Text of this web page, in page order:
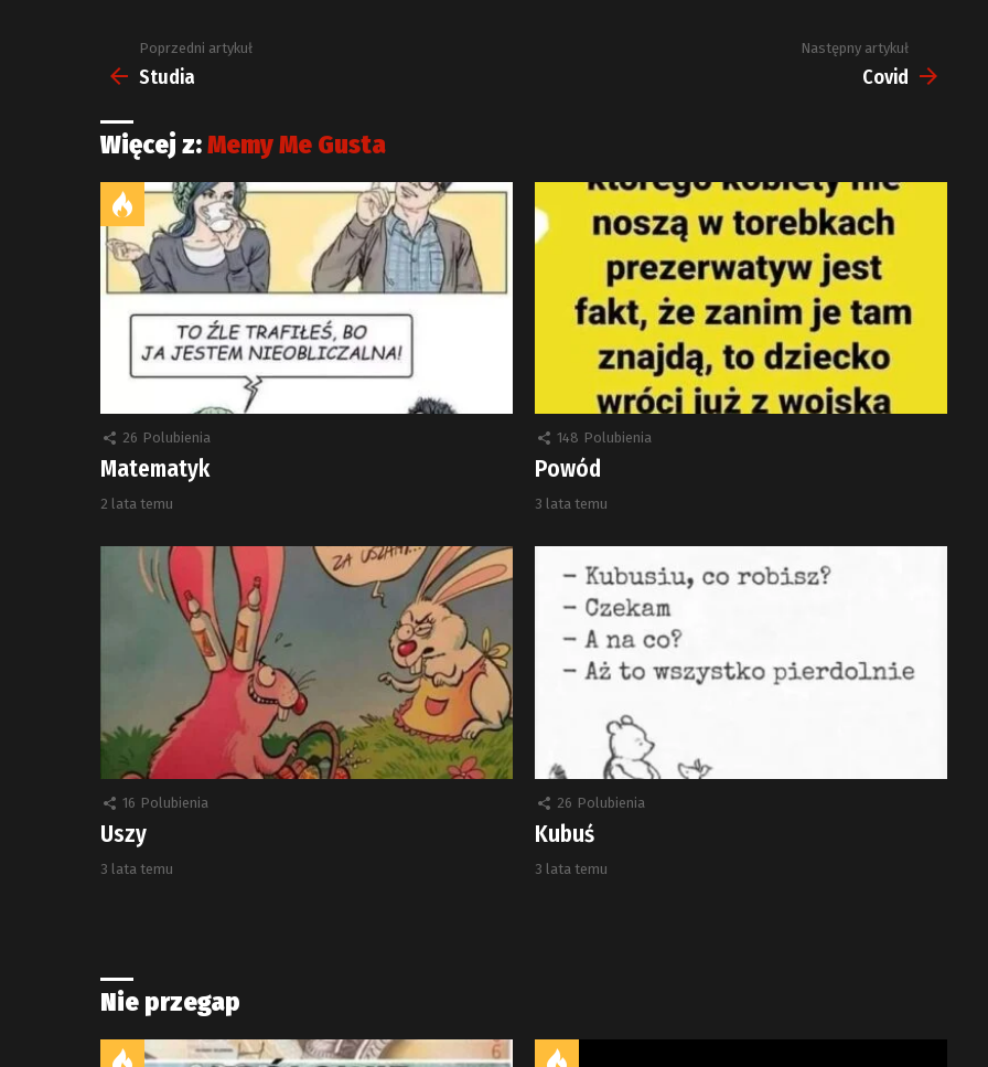
Zobacz
więcej
Poprzedni artykuł
Studia
Następny artykuł
Covid
Więcej z:Memy Me Gusta
26 Polubienia
Matematyk
2 lata temu
148 Polubienia
Powód
3 lata temu
16 Polubienia
Uszy
3 lata temu
26 Polubienia
Kubuś
3 lata temu
Nie przegap